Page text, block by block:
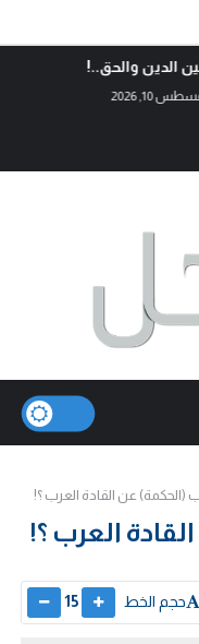
والحق..!
2026
(الحكمة) عن القادة العرب ؟!
العرب ؟!
حجم الخط 15